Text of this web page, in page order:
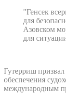
"Генсек
для
Азовском
для
Гутерриш призвал
обеспечения
международным